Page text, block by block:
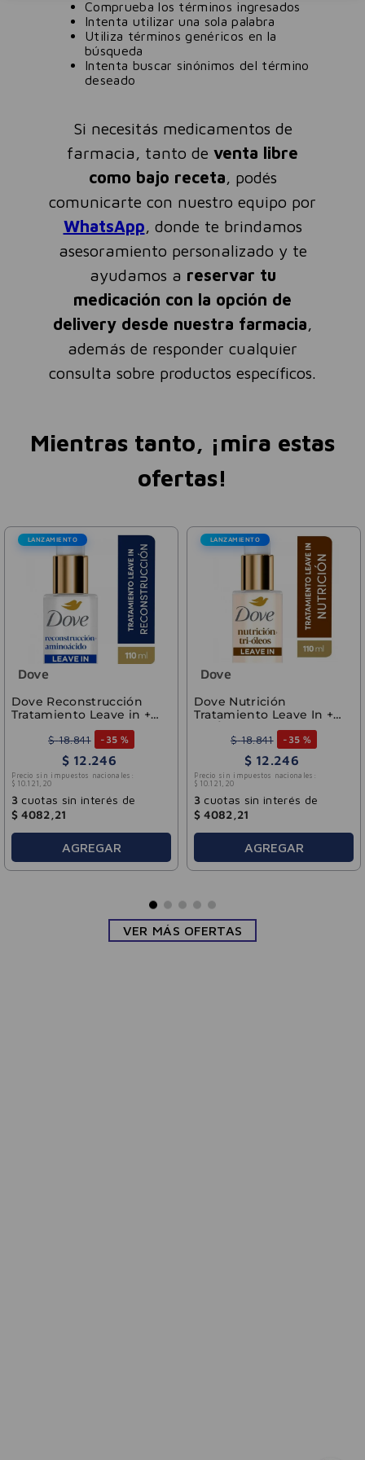
Comprueba los términos ingresados
Intenta utilizar una sola palabra
Utiliza términos genéricos en la
búsqueda
Intenta buscar sinónimos del término
deseado
Si necesitás medicamentos de
farmacia, tanto de venta libre
como bajo receta, podés
comunicarte con nuestro equipo por
WhatsApp, donde te brindamos
asesoramiento personalizado y te
ayudamos a reservar tu
medicación con la opción de
delivery desde nuestra farmacia,
además de responder cualquier
consulta sobre productos específicos.
Mientras tanto, ¡mira estas
ofertas!
LANZAMIENTO
Dove
Dove Reconstrucción
Tratamiento Leave in +
Aminoácidos 110ml
$ 18.841 - 35 %
$ 12.246
Precio sin impuestos nacionales:
$ 10.121 , 20
3 cuotas sin interés de
$ 4082 21
AGREGAR
LANZAMIENTO
Dove
Dove Nutrición
Tratamiento Leave In +
Tri-Óleos 110 ml
$ 18.841 - 35 %
$ 12.246
Precio sin impuestos nacionales:
$ 10.121 , 20
3 cuotas sin interés de
$ 4082 21
AGREGAR
VER MÁS OFERTAS